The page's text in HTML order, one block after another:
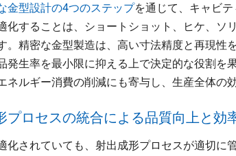
金型設計の4つのステップを通じて、キャビ
化することは、ショートショット、ヒケ、ソ
。精密な金型製造は、高い寸法精度と再現性
発生率を最小限に抑える上で決定的な役割を
ネルギー消費の削減にも寄与し、生産全体の
プロセスの統合による品質向上と効
化されていても、射出成形プロセスが適切に